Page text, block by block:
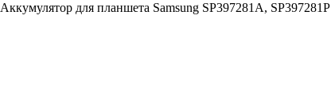
Аккумулятор для планшета Samsung SP397281A, SP397281P